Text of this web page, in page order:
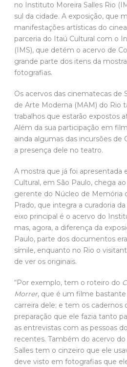
no Instituto Moreira Salles Rio
sul da cidade. A exposição, que
manifestações artísticas do
parceria do Itaú Cultural com o
(IMS), que detém o acervo de
grande parte dos itens da
fotografias.
Os acervos das cinematecas de
de Arte Moderna (MAM) do Rio
trabalhos que estarão expostos
Além da sua participação em
ainda algumas das incursões
a presença dele no teatro.
A mostra que já foi apresentada
Cultural, em São Paulo, chega
gerente do Núcleo de Memória
Prado, que integra a curadoria
eixo principal é o acervo do
mas, agora, a diferença da
Paulo, parte dos documentos
símile, enquanto no Rio o
de ver os originais.
“Por exemplo, tem o roteiro do
Morrer, que é um filme
carreira dele; e tem os cadernos
preparação que ele fazia tanto
as entrevistas com as pessoas
recentes. Também do acervo
Salles tem o cinzeiro que ele
deve visto em fotografias que